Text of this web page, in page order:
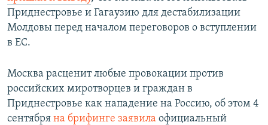
Приднестровье и Гагаузию для дестабилизации
Молдовы перед началом переговоров о вступлении
в ЕС.
Москва расценит любые провокации против
российских миротворцев и граждан в
Приднестровье как нападение на Россию, об этом 4
сентября на брифинге заявила официальный